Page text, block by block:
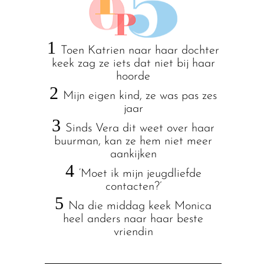
1
Toen Katrien naar haar dochter
keek zag ze iets dat niet bij haar
hoorde
2 Mijn eigen kind, ze was pas zes
jaar
3 Sinds Vera dit weet over haar
buurman, kan ze hem niet meer
aankijken
4 ‘Moet ik mijn jeugdliefde
contacten?’
5 Na die middag keek Monica
heel anders naar haar beste
vriendin